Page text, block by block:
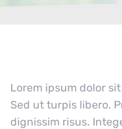
Lorem ipsum dolor
Sed ut turpis libero.
dignissim risus.